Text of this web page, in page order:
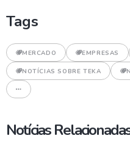
Tags
MERCADO EMPRESAS
NOTÍCIAS SOBRE TEKA
Notícias